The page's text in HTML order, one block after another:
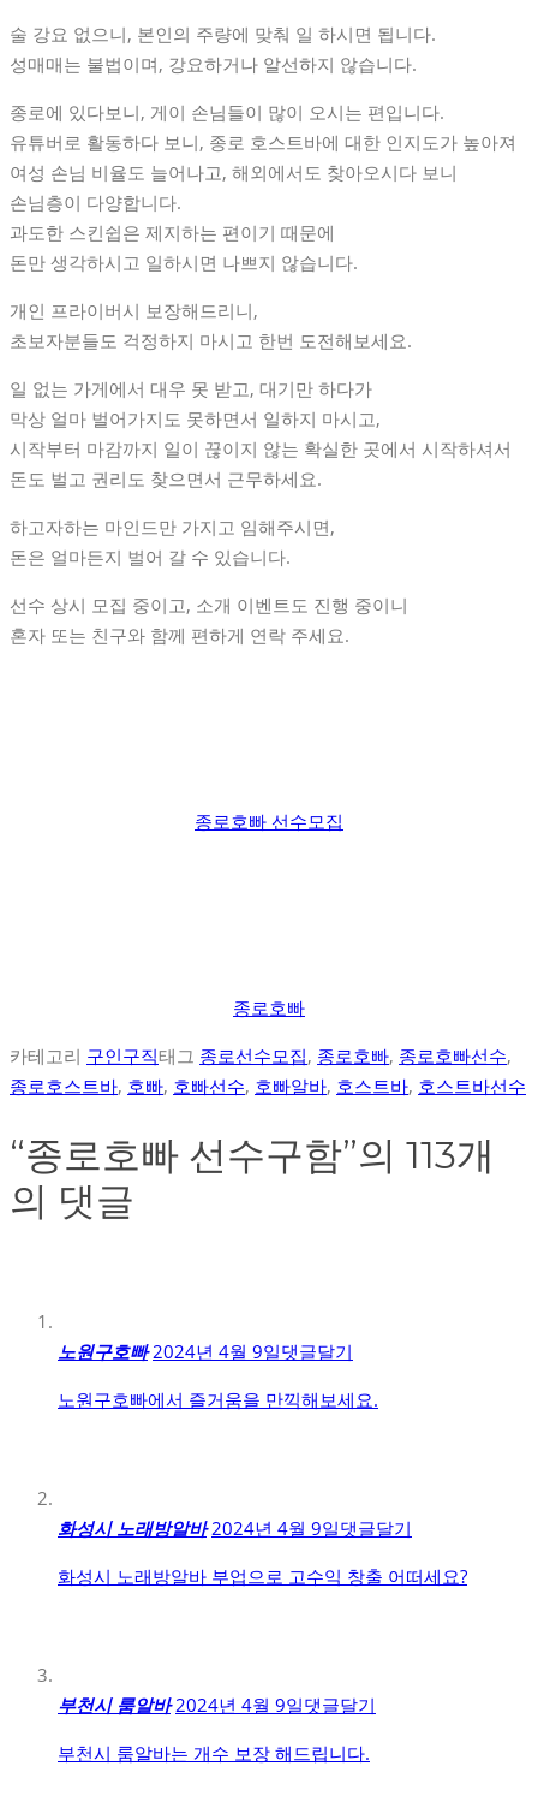
술 강요 없으니, 본인의 주량에 맞춰 일 하시면 됩니다.
성매매는 불법이며, 강요하거나 알선하지 않습니다.
종로에 있다보니, 게이 손님들이 많이 오시는 편입니다.
유튜버로 활동하다 보니, 종로 호스트바에 대한 인지도가 높아져
여성 손님 비율도 늘어나고, 해외에서도 찾아오시다 보니
손님층이 다양합니다.
과도한 스킨쉽은 제지하는 편이기 때문에
돈만 생각하시고 일하시면 나쁘지 않습니다.
개인 프라이버시 보장해드리니,
초보자분들도 걱정하지 마시고 한번 도전해보세요.
일 없는 가게에서 대우 못 받고, 대기만 하다가
막상 얼마 벌어가지도 못하면서 일하지 마시고,
시작부터 마감까지 일이 끊이지 않는 확실한 곳에서 시작하셔서
돈도 벌고 권리도 찾으면서 근무하세요.
하고자하는 마인드만 가지고 임해주시면,
돈은 얼마든지 벌어 갈 수 있습니다.
선수 상시 모집 중이고, 소개 이벤트도 진행 중이니
혼자 또는 친구와 함께 편하게 연락 주세요.
종로호빠 선수모집
종로호빠
카테고리 구인구직태그 종로선수모집, 종로호빠, 종로호빠선수,
종로호스트바, 호빠, 호빠선수, 호빠알바, 호스트바, 호스트바선수
“종로호빠 선수구함”의 113개
의 댓글
노원구호빠 2024년 4월 9일댓글달기
노원구호빠에서 즐거움을 만끽해보세요.
화성시 노래방알바 2024년 4월 9일댓글달기
화성시 노래방알바 부업으로 고수익 창출 어떠세요?
부천시 룸알바 2024년 4월 9일댓글달기
부천시 룸알바는 개수 보장 해드립니다.